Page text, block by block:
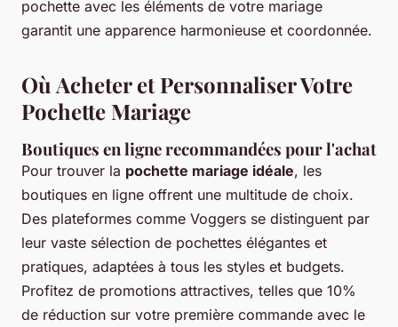
pochette avec les éléments de votre mariage
garantit une apparence harmonieuse et coordonnée.
Où Acheter et Personnaliser Votre
Pochette Mariage
Boutiques en ligne recommandées pour l'achat
Pour trouver la pochette mariage idéale, les
boutiques en ligne offrent une multitude de choix.
Des plateformes comme Voggers se distinguent par
leur vaste sélection de pochettes élégantes et
pratiques, adaptées à tous les styles et budgets.
Profitez de promotions attractives, telles que 10%
de réduction sur votre première commande avec le